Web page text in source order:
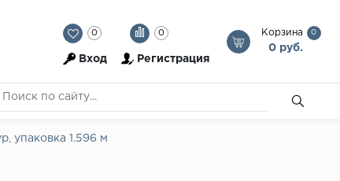
0 0
Вход Регистрация
Корзина 0
0 руб.
упаковка 1.596 м